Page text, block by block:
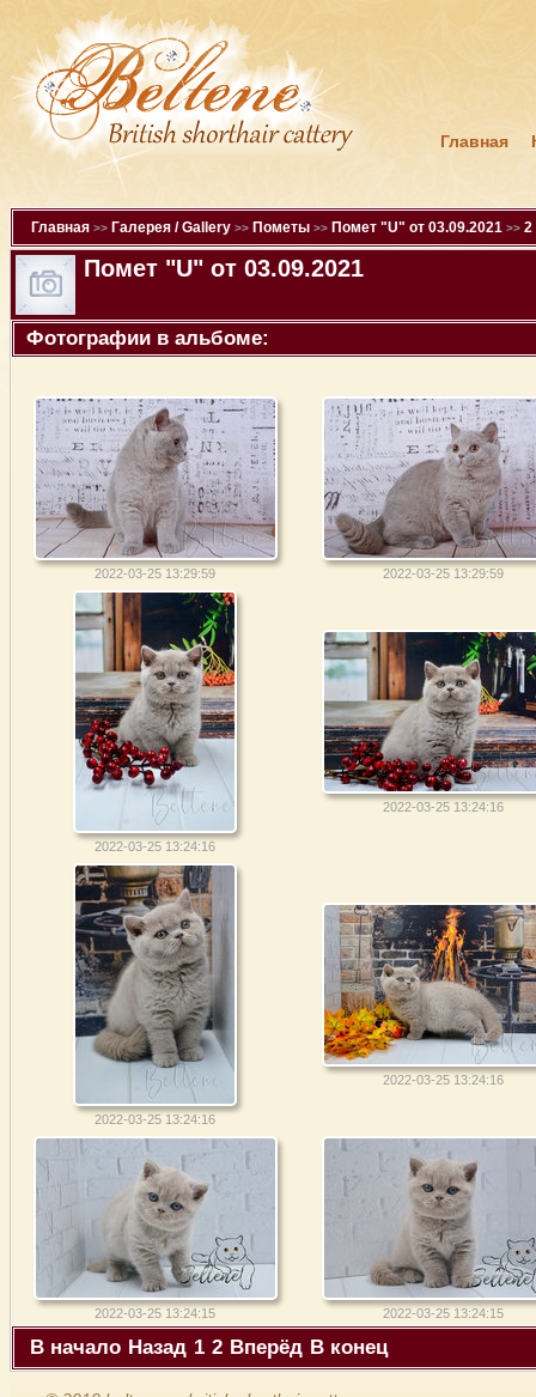
Главная
Главная >> Галерея / Gallery >> Пометы >> Помет "U" от 03.09.2021 >> 2
Помет "U" от 03.09.2021
Фотографии в альбоме:
2022-03-25 13:29:59 2022-03-25 13:29:59
2022-03-25 13:24:16
2022-03-25 13:24:16
2022-03-25 13:24:16
2022-03-25 13:24:16
2022-03-25 13:24:15 2022-03-25 13:24:15
В начало Назад 1 2 Вперёд В конец